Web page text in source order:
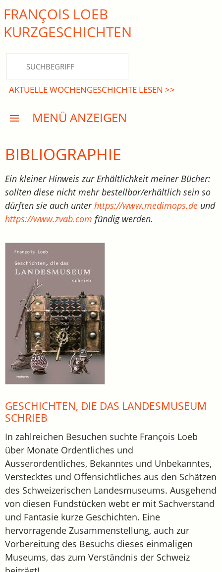
close Submenü
KURZGESCHICHTEN
DREISATZROMANE
PRESSE
EVENTS
INFO
FRANÇOIS LOEB
KURZ­GESCHICHTEN
AKTUELLE WOCHENGESCHICHTE LESEN >>
MENÜ ANZEIGEN
BIBLIOGRAPHIE
Ein kleiner Hinweis zur Erhältlichkeit meiner Bücher:
sollten diese nicht mehr bestellbar/erhältlich sein so
dürften sie auch unterhttps://www.medimops.de und
https://www.zvab.com fündig werden.
GESCHICHTEN, DIE DAS LANDESMUSEUM
SCHRIEB
In zahlreichen Besuchen suchte François Loeb
über Monate Ordentliches und
Ausserordentliches, Bekanntes und Unbekanntes,
Verstecktes und Offensichtliches aus den Schätzen
des Schweizerischen Landesmuseums. Ausgehend
von diesen Fundstücken webt er mit Sachverstand
und Fantasie kurze Geschichten. Eine
hervorragende Zusammenstellung, auch zur
Vorbereitung des Besuchs dieses einmaligen
Museums, das zum Verständnis der Schweiz